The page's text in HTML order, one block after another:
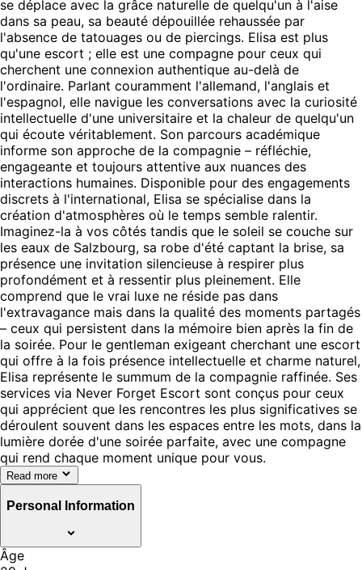
se déplace avec la grâce naturelle de quelqu'un à l'aise
dans sa peau, sa beauté dépouillée rehaussée par
l'absence de tatouages ou de piercings. Elisa est plus
qu'une escort ; elle est une compagne pour ceux qui
cherchent une connexion authentique au-delà de
l'ordinaire. Parlant couramment l'allemand, l'anglais et
l'espagnol, elle navigue les conversations avec la curiosité
intellectuelle d'une universitaire et la chaleur de quelqu'un
qui écoute véritablement. Son parcours académique
informe son approche de la compagnie – réfléchie,
engageante et toujours attentive aux nuances des
interactions humaines. Disponible pour des engagements
discrets à l'international, Elisa se spécialise dans la
création d'atmosphères où le temps semble ralentir.
Imaginez-la à vos côtés tandis que le soleil se couche sur
les eaux de Salzbourg, sa robe d'été captant la brise, sa
présence une invitation silencieuse à respirer plus
profondément et à ressentir plus pleinement. Elle
comprend que le vrai luxe ne réside pas dans
l'extravagance mais dans la qualité des moments partagés
– ceux qui persistent dans la mémoire bien après la fin de
la soirée. Pour le gentleman exigeant cherchant une escort
qui offre à la fois présence intellectuelle et charme naturel,
Elisa représente le summum de la compagnie raffinée. Ses
services via Never Forget Escort sont conçus pour ceux
qui apprécient que les rencontres les plus significatives se
déroulent souvent dans les espaces entre les mots, dans la
lumière dorée d'une soirée parfaite, avec une compagne
qui rend chaque moment unique pour vous.
Read more
Personal Information
Âge